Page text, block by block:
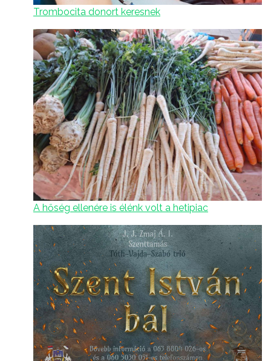
Trombocita donort keresnek
A hőség ellenére is élénk volt a hetipiac